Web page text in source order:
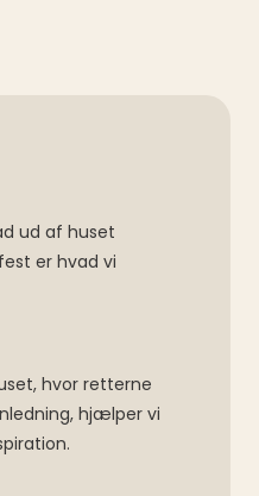
ud af huset
er hvad vi
hvor retterne
hjælper vi